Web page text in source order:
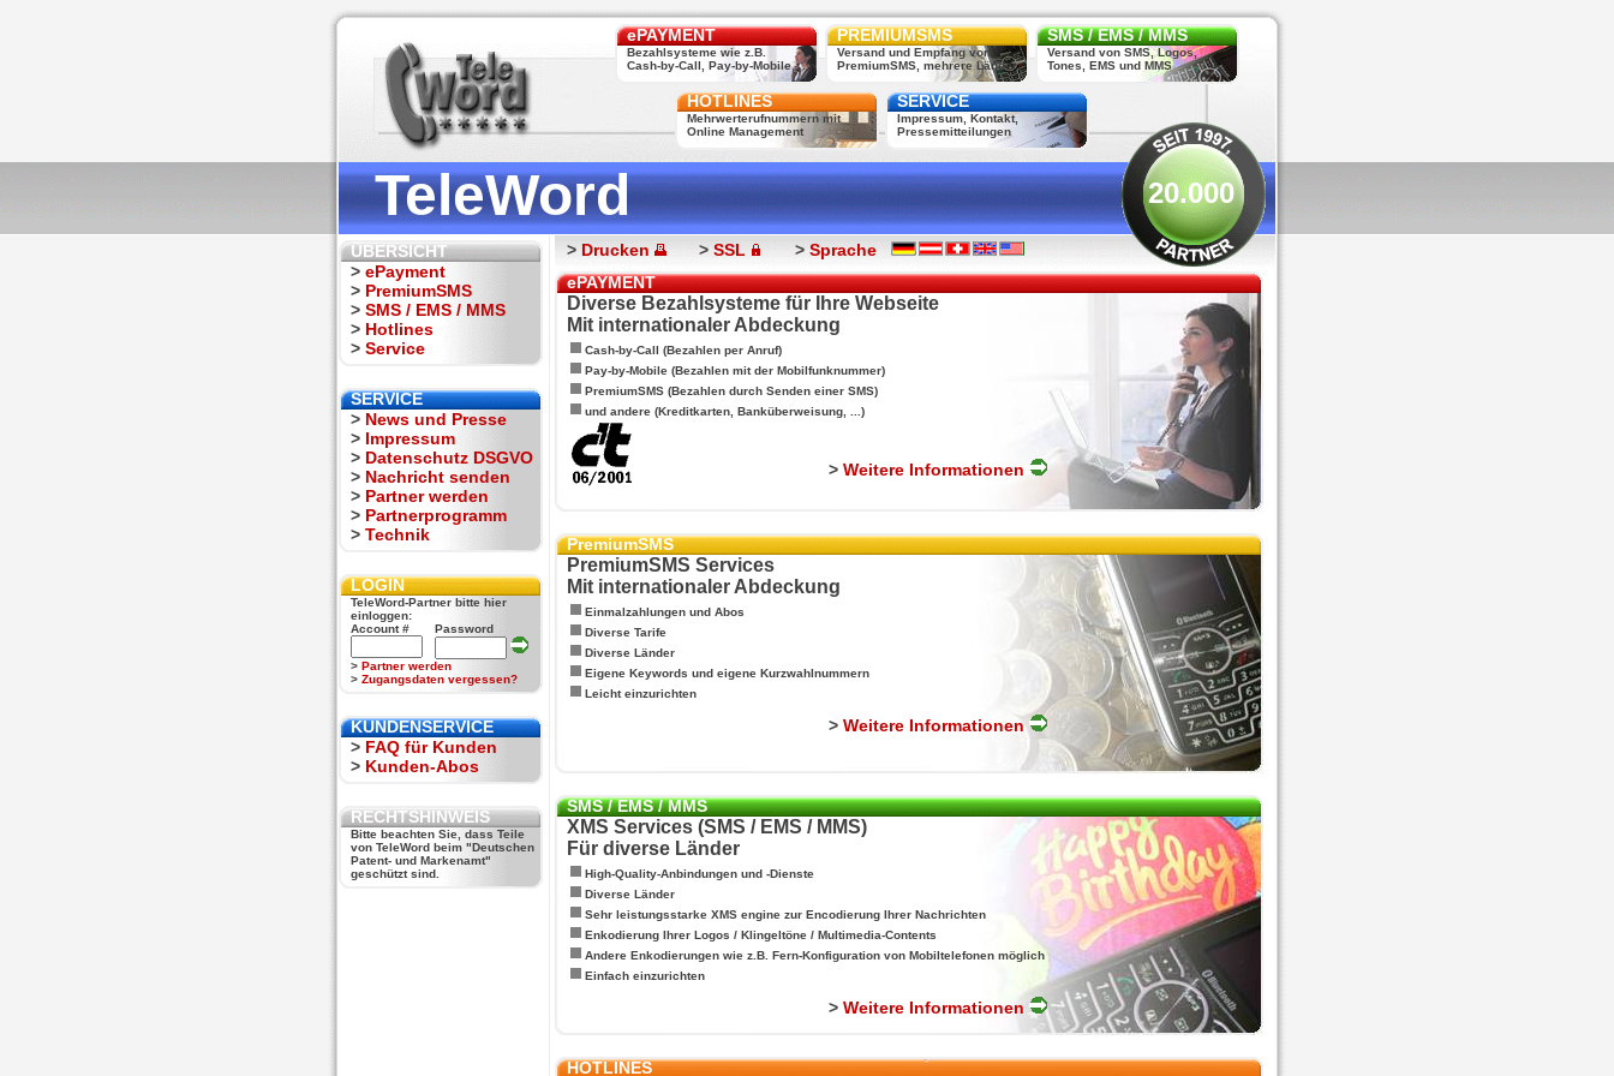
ePAYMENT
Bezahlsysteme wie z.B.
Cash-by-Call, Pay-by-Mobile, ...
PREMIUMSMS
Versand und Empfang von
PremiumSMS, mehrere Länder
SMS / EMS / MMS
Versand von SMS, Logos,
Tones, EMS und MMS
HOTLINES
Mehrwerterufnummern mit
Online Management
SERVICE
Impressum, Kontakt,
Pressemitteilungen
TeleWord 20.000
ÜBERSICHT
> ePayment
> PremiumSMS
> SMS / EMS / MMS
> Hotlines
> Service
SERVICE
> News und Presse
> Impressum
> Datenschutz DSGVO
> Nachricht senden
> Partner werden
> Partnerprogramm
> Technik
LOGIN
TeleWord-Partner bitte hier
einloggen:
Account #
Password
> Partner werden
> Zugangsdaten vergessen?
KUNDENSERVICE
> FAQ für Kunden
> Kunden-Abos
RECHTSHINWEIS
Bitte beachten Sie, dass Teile
von TeleWord beim "Deutschen
Patent- und Markenamt"
geschützt sind.
> Drucken > SSL > Sprache
ePAYMENT
Diverse Bezahlsysteme für Ihre Webseite
Mit internationaler Abdeckung
Cash-by-Call (Bezahlen per Anruf)
Pay-by-Mobile (Bezahlen mit der Mobilfunknummer)
PremiumSMS (Bezahlen durch Senden einer SMS)
und andere (Kreditkarten, Banküberweisung, ...)
> Weitere Informationen
PremiumSMS
PremiumSMS Services
Mit internationaler Abdeckung
Einmalzahlungen und Abos
Diverse Tarife
Diverse Länder
Eigene Keywords und eigene Kurzwahlnummern
Leicht einzurichten
> Weitere Informationen
SMS / EMS / MMS
XMS Services (SMS / EMS / MMS)
Für diverse Länder
High-Quality-Anbindungen und -Dienste
Diverse Länder
Sehr leistungsstarke XMS engine zur Encodierung Ihrer Nachrichten
Enkodierung Ihrer Logos / Klingeltöne / Multimedia-Contents
Andere Enkodierungen wie z.B. Fern-Konfiguration von Mobiltelefonen möglich
Einfach einzurichten
> Weitere Informationen
HOTLINES